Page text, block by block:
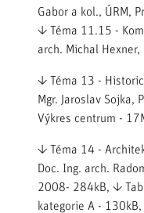
Gabor a kol., ÚRM,
↓ Téma 11.15 -
arch. Michal
↓ Téma 13 -
Mgr. Jaroslav Sojka,
Výkres centrum -
↓ Téma 14 -
Doc. Ing. arch.
2008- 284kB, ↓
kategorie A - 130kB,